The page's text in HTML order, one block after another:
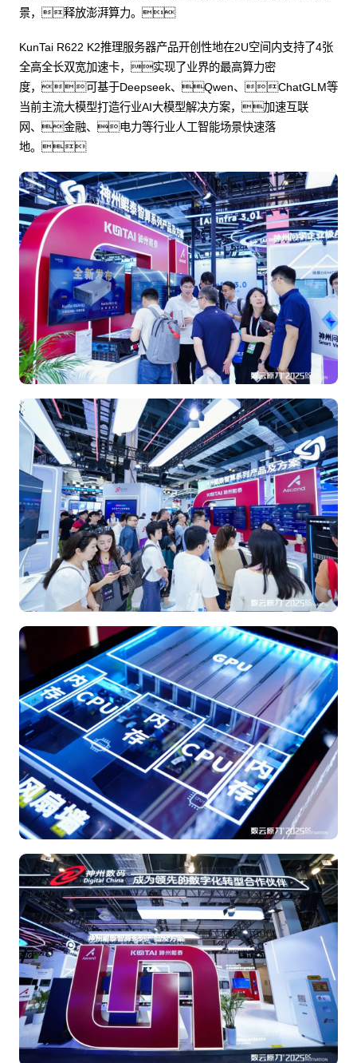
景，释放澎湃算力。
KunTai R622 K2推理服务器产品开创性地在2U空间内支持了4张
全高全长双宽加速卡，实现了业界的最高算力密
度，可基于Deepseek、Qwen、ChatGLM等
当前主流大模型打造行业AI大模型解决方案，加速互联
网、金融、电力等行业人工智能场景快速落
地。